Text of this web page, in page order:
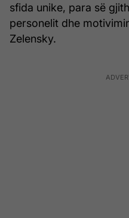
sfida unike, para së
personelit dhe
Zelensky.